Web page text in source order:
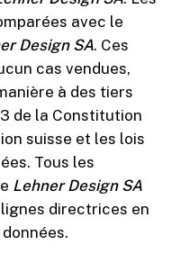
avec le
Design SA. Ces
cas vendues,
à des tiers
de la Constitution
suisse et les lois
Tous les
Lehner Design SA
directrices en